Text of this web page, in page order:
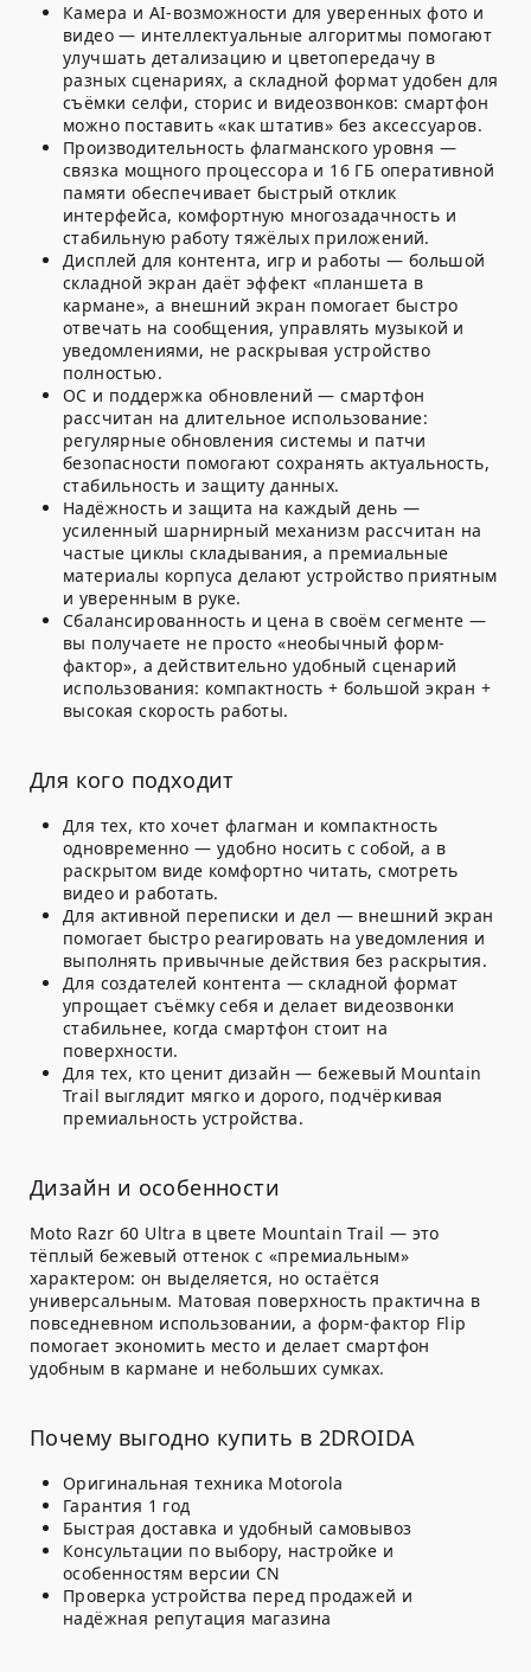
Камера и AI-возможности для уверенных фото и
видео — интеллектуальные алгоритмы помогают
улучшать детализацию и цветопередачу в
разных сценариях, а складной формат удобен для
съёмки селфи, сторис и видеозвонков: смартфон
можно поставить «как штатив» без аксессуаров.
Производительность флагманского уровня —
связка мощного процессора и 16 ГБ оперативной
памяти обеспечивает быстрый отклик
интерфейса, комфортную многозадачность и
стабильную работу тяжёлых приложений.
Дисплей для контента, игр и работы — большой
складной экран даёт эффект «планшета в
кармане», а внешний экран помогает быстро
отвечать на сообщения, управлять музыкой и
уведомлениями, не раскрывая устройство
полностью.
ОС и поддержка обновлений — смартфон
рассчитан на длительное использование:
регулярные обновления системы и патчи
безопасности помогают сохранять актуальность,
стабильность и защиту данных.
Надёжность и защита на каждый день —
усиленный шарнирный механизм рассчитан на
частые циклы складывания, а премиальные
материалы корпуса делают устройство приятным
и уверенным в руке.
Сбалансированность и цена в своём сегменте —
вы получаете не просто «необычный форм-
фактор», а действительно удобный сценарий
использования: компактность + большой экран +
высокая скорость работы.
Для кого подходит
Для тех, кто хочет флагман и компактность
одновременно — удобно носить с собой, а в
раскрытом виде комфортно читать, смотреть
видео и работать.
Для активной переписки и дел — внешний экран
помогает быстро реагировать на уведомления и
выполнять привычные действия без раскрытия.
Для создателей контента — складной формат
упрощает съёмку себя и делает видеозвонки
стабильнее, когда смартфон стоит на
поверхности.
Для тех, кто ценит дизайн — бежевый Mountain
Trail выглядит мягко и дорого, подчёркивая
премиальность устройства.
Дизайн и особенности
Moto Razr 60 Ultra в цвете Mountain Trail — это
тёплый бежевый оттенок с «премиальным»
характером: он выделяется, но остаётся
универсальным. Матовая поверхность практична в
повседневном использовании, а форм-фактор Flip
помогает экономить место и делает смартфон
удобным в кармане и небольших сумках.
Почему выгодно купить в 2DROIDA
Оригинальная техника Motorola
Гарантия 1 год
Быстрая доставка и удобный самовывоз
Консультации по выбору, настройке и
особенностям версии CN
Проверка устройства перед продажей и
надёжная репутация магазина